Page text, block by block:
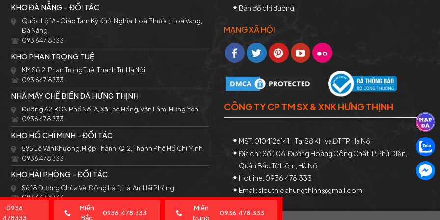
0936
478333
Miền
Bắc
0936.478.333
Miền
trung
0936.478.333
KHO ĐÀ NẴNG - ĐỐI TÁC
Quốc Lộ 1A - Giáp Tam Kỳ Khởi Nghĩa, Hoà Phước, Hoà Vang,
Đà Nẵng.
093 647 8333
KHO PHAN TRỌNG TUỆ
KM Số 2, Phan Trọng Tuệ, Thanh Trì, Hà Nội
093 647 8333
NHÀ MÁY CHẾ BIẾN ĐÁ HƯNG THỊNH
Đường A2, KCN Phố Nối A, Xã Lạc Hồng, Văn Lâm, Hưng Yên
0936 478 333
KHO HỒ CHÍ MINH - ĐỐI TÁC
595 Lê Văn Khương, Hiệp Thành, Q12, Thành Phố Hồ Chí Minh
0936 478 333
KHO HẢI PHÒNG - ĐỐI TÁC
Sô 18 Đường Chùa Vẽ, Đông Hải 1, Hải An, Hải Phòng
093 647 8333
Bản đồ chỉ đường
MẠNG XÃ HỘI
CÔNG TY CP TM SX & XNK HƯNG THỊNH
MST: 0104126141 - Tại Sở KH và ĐT TP Hà Nội
Địa chỉ: Số 206, Đường Hoàng Công Chất, P.Phú Diễn,
Quận Bắc Từ Liêm, Hà Nội
Hotline: 0936.478.333
Email: sieuthidahungthinh@gmail.com